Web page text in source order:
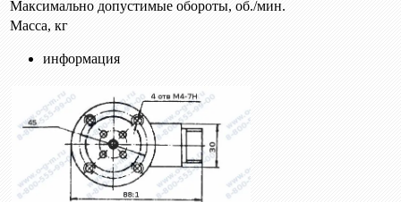
Максимально допустимые обороты, об./мин.
Масса, кг
информация